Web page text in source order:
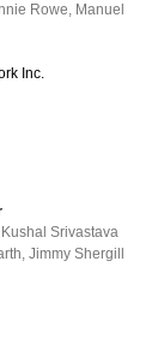
Rowe Manuel
Inc.
Kushal Srivastava
,Jimmy Shergill